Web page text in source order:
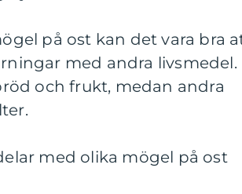
på ost kan det vara bra
med andra livsmedel.
och frukt, medan andra
med olika mögel på ost